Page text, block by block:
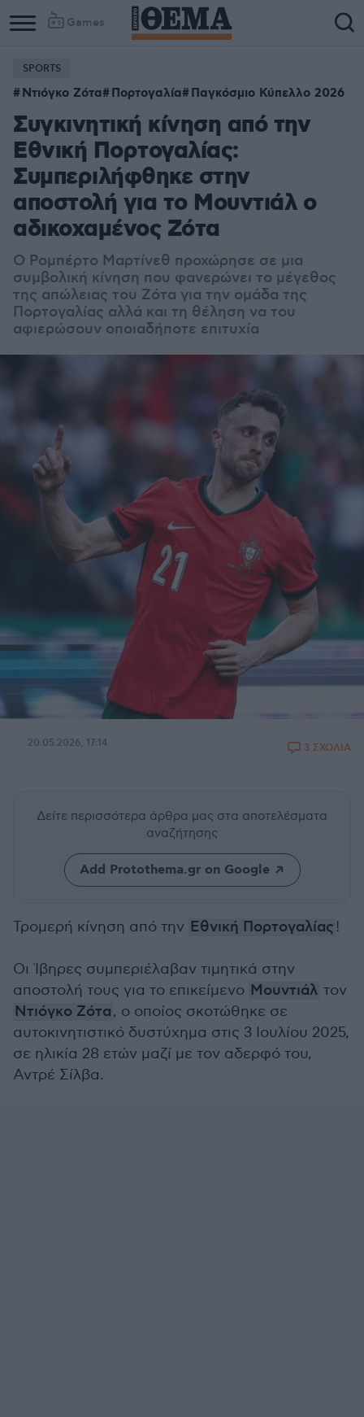
Games
SPORTS
Ντιόγκο Ζότα Πορτογαλία Παγκόσμιο Κύπελλο 2026
Συγκινητική κίνηση από την
Εθνική Πορτογαλίας:
Συμπεριλήφθηκε στην
αποστολή για το Μουντιάλ ο
αδικοχαμένος Ζότα
Ο Ρομπέρτο Μαρτίνεθ προχώρησε σε μια
συμβολική κίνηση που φανερώνει το μέγεθος
της απώλειας του Ζότα για την ομάδα της
Πορτογαλίας αλλά και τη θέληση να του
αφιερώσουν οποιαδήποτε επιτυχία
20.05.2026, 17:14 3 ΣΧΟΛΙΑ
Δείτε περισσότερα άρθρα μας στα αποτελέσματα
αναζήτησης
Add Protothema.gr on Google
Τρομερή κίνηση από την Εθνική Πορτογαλίας !
Οι Ίβηρες συμπεριέλαβαν τιμητικά στην
αποστολή τους για το επικείμενο Μουντιάλ τον
Ντιόγκο Ζότα, ο οποίος σκοτώθηκε σε
αυτοκινητιστικό δυστύχημα στις 3 Ιουλίου 2025,
σε ηλικία 28 ετών μαζί με τον αδερφό του,
Αντρέ Σίλβα.